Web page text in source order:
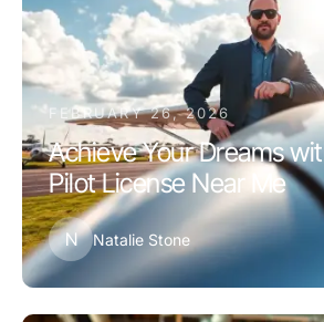
FEBRUARY 26, 2026
Achieve Your Dreams
Pilot License Near Me
N Natalie Stone